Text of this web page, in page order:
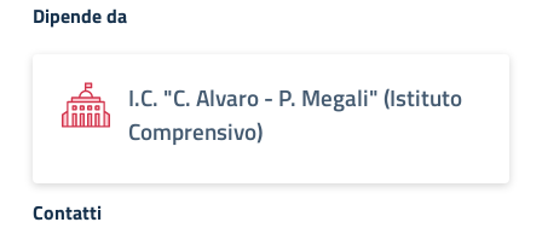
Dipende da
I.C. "C. Alvaro - P. Megali" (Istituto
Comprensivo)
Contatti